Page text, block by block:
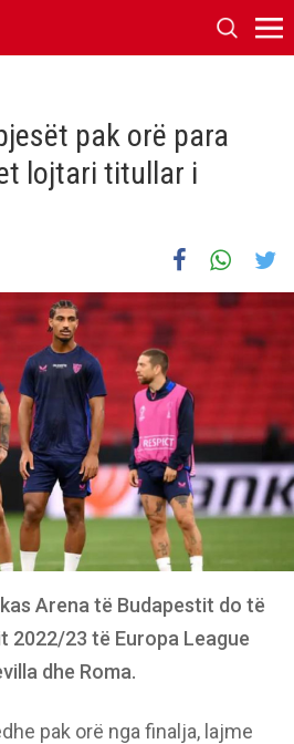
pak orë para
lojtari titullar i
Arena të Budapestit do të
2022/23 të Europa League
dhe Roma.
pak orë nga finalja, lajme